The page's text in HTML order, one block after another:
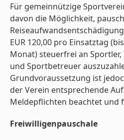
Für gemeinnützige
davon die Möglichkeit,
EUR 120,00 pro Einsatztag
Monat) steuerfrei an Sportler,
und Sportbetreuer
Grundvoraussetzung ist
der Verein entsprechende
Meldepflichten beachtet und
Freiwilligenpauschale